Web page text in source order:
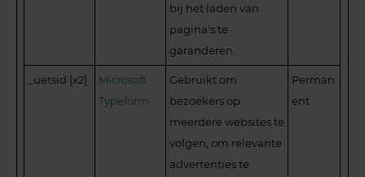
bij het laden van
pagina's te
garanderen.
_uetsid [x2]
Microsoft
Typeform
Gebruikt om
bezoekers op
meerdere websites te
volgen, om relevante
advertenties te
Perman
ent